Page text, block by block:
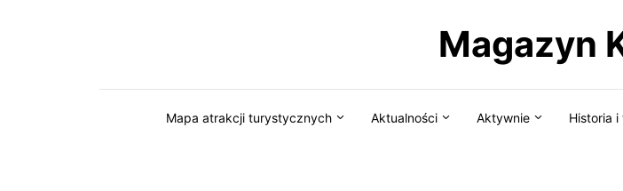
Magazyn
Mapa atrakcji turystycznych Aktualności Aktywnie Historia